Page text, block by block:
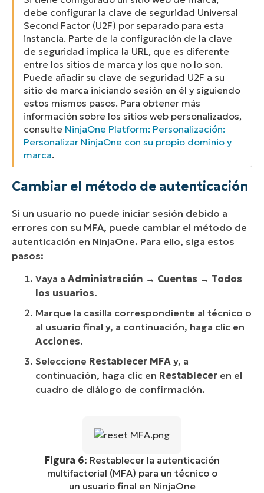
debe configurar la clave de seguridad Universal
Second Factor (U2F) por separado para esta
instancia. Parte de la configuración de la clave
de seguridad implica la URL, que es diferente
entre los sitios de marca y los que no lo son.
Puede añadir su clave de seguridad U2F a su
sitio de marca iniciando sesión en él y siguiendo
estos mismos pasos. Para obtener más
información sobre los sitios web personalizados,
consulte NinjaOne Platform: Personalización:
Personalizar NinjaOne con su propio dominio y
marca.
Cambiar el método de autenticación
Si un usuario no puede iniciar sesión debido a
errores con su MFA, puede cambiar el método de
autenticación en NinjaOne. Para ello, siga estos
pasos:
Vaya a Administración → Cuentas → Todos
los usuarios.
Marque la casilla correspondiente al técnico o
al usuario final y, a continuación, haga clic en
Acciones.
Seleccione Restablecer MFA y, a
continuación, haga clic en Restablecer en el
cuadro de diálogo de confirmación.
Figura 6: Restablecer la autenticación
multifactorial (MFA) para un técnico o
un usuario final en NinjaOne